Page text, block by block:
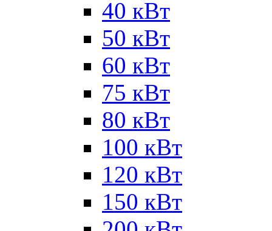
40 кВт
50 кВт
60 кВт
75 кВт
80 кВт
100 кВт
120 кВт
150 кВт